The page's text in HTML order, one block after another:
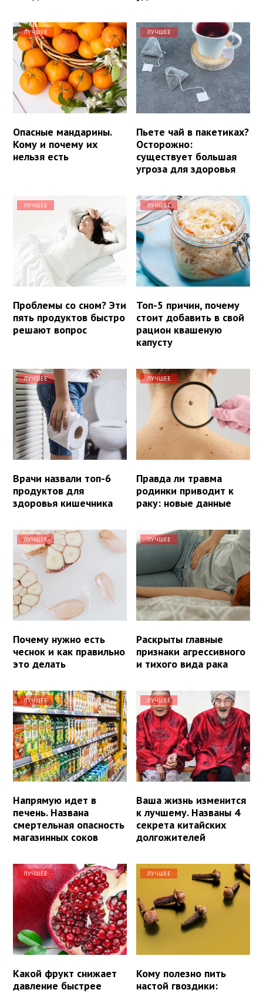
ЛУЧШЕЕ
Опасные мандарины.
Кому и почему их
нельзя есть
ЛУЧШЕЕ
Пьете чай в пакетиках?
Осторожно:
существует большая
угроза для здоровья
ЛУЧШЕЕ
Проблемы со сном? Эти
пять продуктов быстро
решают вопрос
ЛУЧШЕЕ
Топ-5 причин, почему
стоит добавить в свой
рацион квашеную
капусту
ЛУЧШЕЕ
Врачи назвали топ-6
продуктов для
здоровья кишечника
ЛУЧШЕЕ
Правда ли травма
родинки приводит к
раку: новые данные
ЛУЧШЕЕ
Почему нужно есть
чеснок и как правильно
это делать
ЛУЧШЕЕ
Раскрыты главные
признаки агрессивного
и тихого вида рака
ЛУЧШЕЕ
Напрямую идет в
печень. Названа
смертельная опасность
магазинных соков
ЛУЧШЕЕ
Ваша жизнь изменится
к лучшему. Названы 4
секрета китайских
долгожителей
ЛУЧШЕЕ
Какой фрукт снижает
давление быстрее
ЛУЧШЕЕ
Кому полезно пить
настой гвоздики: